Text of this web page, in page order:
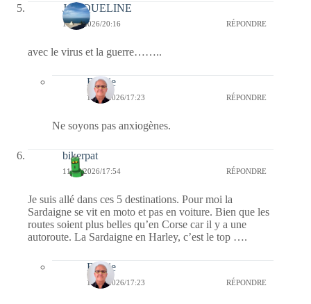
JACQUELINE
11/05/2026/20:16 RÉPONDRE
avec le virus et la guerre……..
Bernie
16/05/2026/17:23 RÉPONDRE
Ne soyons pas anxiogènes.
bikerpat
11/05/2026/17:54 RÉPONDRE
Je suis allé dans ces 5 destinations. Pour moi la
Sardaigne se vit en moto et pas en voiture. Bien que les
routes soient plus belles qu’en Corse car il y a une
autoroute. La Sardaigne en Harley, c’est le top ….
Bernie
16/05/2026/17:23 RÉPONDRE